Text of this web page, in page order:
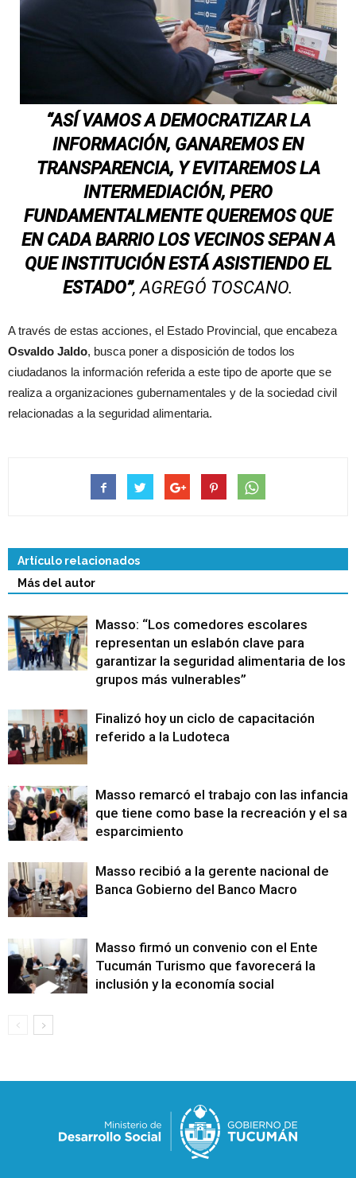
“ASÍ VAMOS A DEMOCRATIZAR LA
INFORMACIÓN, GANAREMOS EN
TRANSPARENCIA, Y EVITAREMOS LA
INTERMEDIACIÓN, PERO
FUNDAMENTALMENTE QUEREMOS QUE
EN CADA BARRIO LOS VECINOS SEPAN A
QUE INSTITUCIÓN ESTÁ ASISTIENDO EL
ESTADO”, AGREGÓ TOSCANO.
A través de estas acciones, el Estado Provincial, que encabeza
Osvaldo Jaldo, busca poner a disposición de todos los
ciudadanos la información referida a este tipo de aporte que se
realiza a organizaciones gubernamentales y de la sociedad civil
relacionadas a la seguridad alimentaria.
Artículo relacionados
Más del autor
Masso: “Los comedores escolares
representan un eslabón clave para
garantizar la seguridad alimentaria de los
grupos más vulnerables”
Finalizó hoy un ciclo de capacitación
referido a la Ludoteca
Masso remarcó el trabajo con las infancias
que tiene como base la recreación y el
esparcimiento
Masso recibió a la gerente nacional de
Banca Gobierno del Banco Macro
Masso firmó un convenio con el Ente
Tucumán Turismo que favorecerá la
inclusión y la economía social